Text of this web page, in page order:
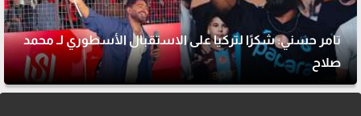
تامر حسني: شكرًا لتركيا على الاستقبال الأسطوري لـ محمد
صلاح